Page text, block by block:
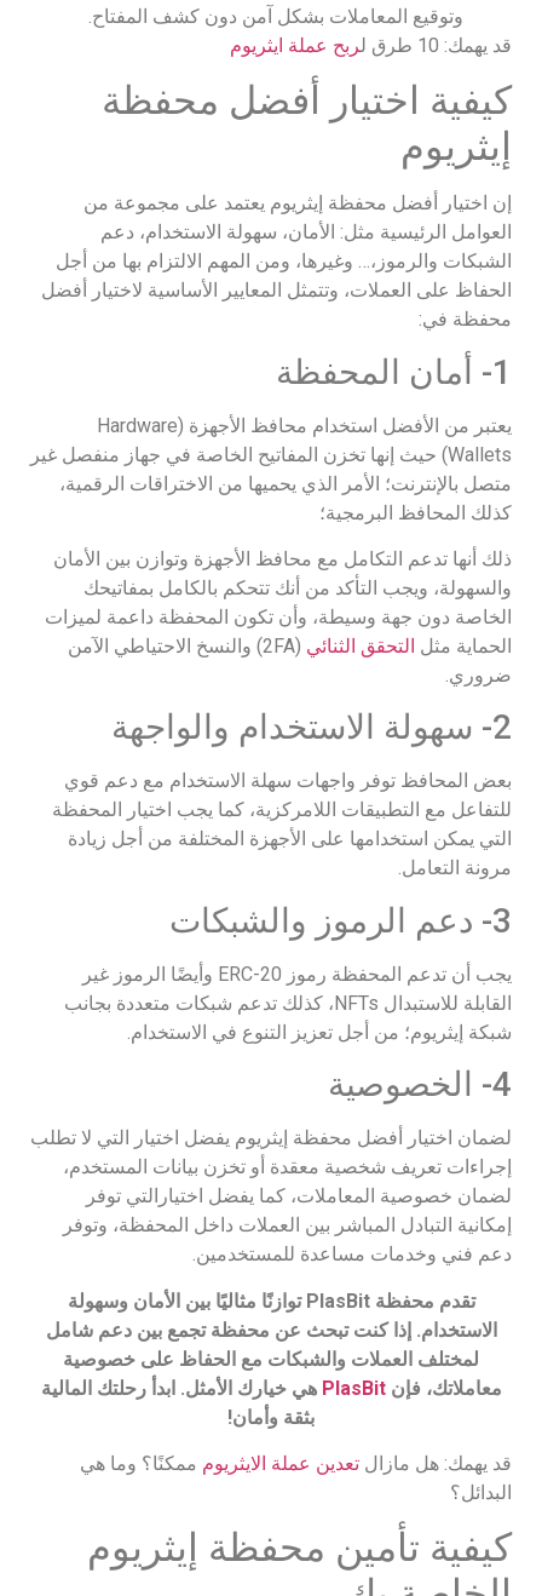
وتوقيع المعاملات بشكل آمن دون كشف المفتاح.
قد يهمك: 10 طرق ل
ربح عملة ايثريوم
كيفية اختيار أفضل محفظة
إيثريوم
إن اختيار أفضل محفظة إيثريوم يعتمد على مجموعة من
العوامل الرئيسية مثل: الأمان، سهولة الاستخدام، دعم
الشبكات والرموز،… وغيرها، ومن المهم الالتزام بها من أجل
الحفاظ على العملات، وتتمثل المعايير الأساسية لاختيار أفضل
محفظة في:
1- أمان المحفظة
يعتبر من الأفضل استخدام محافظ الأجهزة (Hardware
Wallets) حيث إنها تخزن المفاتيح الخاصة في جهاز منفصل غير
متصل بالإنترنت؛ الأمر الذي يحميها من الاختراقات الرقمية،
كذلك المحافظ البرمجية؛
ذلك أنها تدعم التكامل مع محافظ الأجهزة وتوازن بين الأمان
والسهولة، ويجب التأكد من أنك تتحكم بالكامل بمفاتيحك
الخاصة دون جهة وسيطة، وأن تكون المحفظة داعمة لميزات
الحماية مثل التحقق الثنائي
(2FA) والنسخ الاحتياطي الآمن
ضروري.
2- سهولة الاستخدام والواجهة
بعض المحافظ توفر واجهات سهلة الاستخدام مع دعم قوي
للتفاعل مع التطبيقات اللامركزية، كما يجب اختيار المحفظة
التي يمكن استخدامها على الأجهزة المختلفة من أجل زيادة
مرونة التعامل.
3- دعم الرموز والشبكات
يجب أن تدعم المحفظة رموز ERC-20 وأيضًا الرموز غير
القابلة للاستبدال NFTs، كذلك تدعم شبكات متعددة بجانب
شبكة إيثريوم؛ من أجل تعزيز التنوع في الاستخدام.
4- الخصوصية
لضمان اختيار أفضل محفظة إيثريوم يفضل اختيار التي لا تطلب
إجراءات تعريف شخصية معقدة أو تخزن بيانات المستخدم،
لضمان خصوصية المعاملات، كما يفضل اختيارالتي توفر
إمكانية التبادل المباشر بين العملات داخل المحفظة، وتوفر
دعم فني وخدمات مساعدة للمستخدمين.
تقدم محفظة PlasBit توازنًا مثاليًا بين الأمان وسهولة
الاستخدام. إذا كنت تبحث عن محفظة تجمع بين دعم شامل
لمختلف العملات والشبكات مع الحفاظ على خصوصية
معاملاتك، فإنPlasBit هي خيارك الأمثل. ابدأ رحلتك المالية
بثقة وأمان!
قد يهمك: هل مازال تعدين عملة الايثريوم ممكنًا؟ وما هي
البدائل؟
كيفية تأمين محفظة إيثريوم